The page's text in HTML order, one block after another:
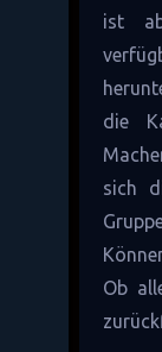
ist
die
sich
Ob